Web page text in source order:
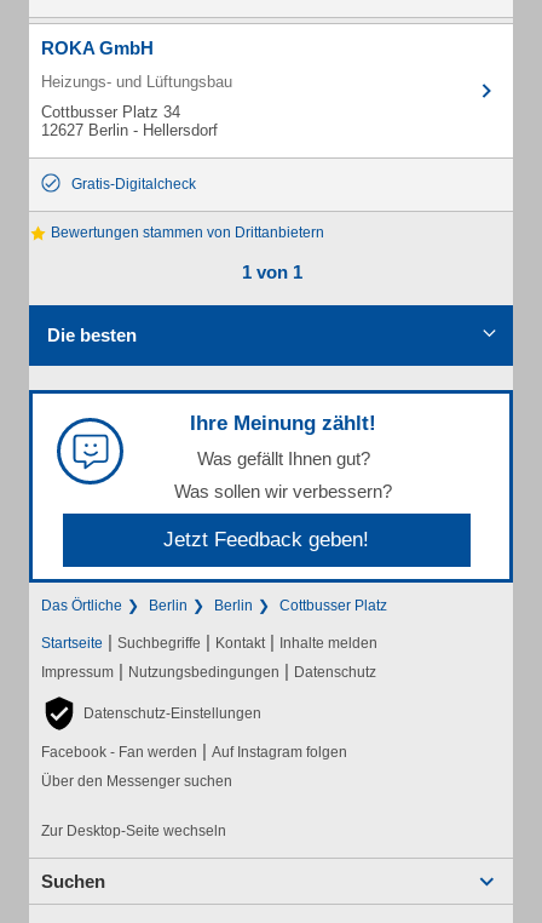
ROKA GmbH
Heizungs- und Lüftungsbau
Cottbusser Platz 34
12627 Berlin - Hellersdorf
Gratis-Digitalcheck
Bewertungen stammen von Drittanbietern
1 von 1
Die besten
Ihre Meinung zählt!
Was gefällt Ihnen gut?
Was sollen wir verbessern?
Jetzt Feedback geben!
Das Örtliche Berlin Berlin Cottbusser Platz
Startseite | Suchbegriffe | Kontakt | Inhalte melden
Impressum | Nutzungsbedingungen | Datenschutz
Datenschutz-Einstellungen
Facebook - Fan werden | Auf Instagram folgen
Über den Messenger suchen
Zur Desktop-Seite wechseln
Suchen